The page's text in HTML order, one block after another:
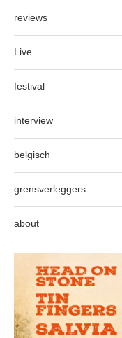
reviews
Live
festival
interview
belgisch
grensverleggers
about